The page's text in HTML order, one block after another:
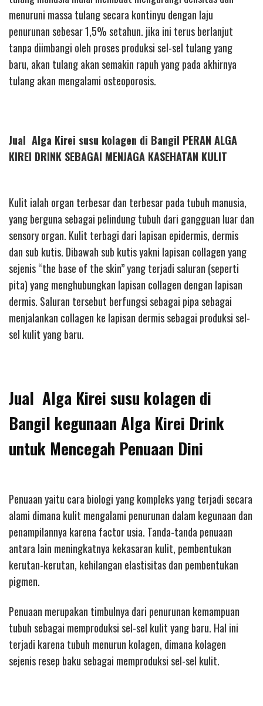
menuruni massa tulang secara kontinyu dengan laju
penurunan sebesar 1,5% setahun. jika ini terus berlanjut
tanpa diimbangi oleh proses produksi sel-sel tulang yang
baru, akan tulang akan semakin rapuh yang pada akhirnya
tulang akan mengalami osteoporosis.
Jual Alga Kirei susu kolagen di Bangil PERAN ALGA
KIREI DRINK SEBAGAI MENJAGA KASEHATAN KULIT
Kulit ialah organ terbesar dan terbesar pada tubuh manusia,
yang berguna sebagai pelindung tubuh dari gangguan luar dan
sensory organ. Kulit terbagi dari lapisan epidermis, dermis
dan sub kutis. Dibawah sub kutis yakni lapisan collagen yang
sejenis “the base of the skin” yang terjadi saluran (seperti
pita) yang menghubungkan lapisan collagen dengan lapisan
dermis. Saluran tersebut berfungsi sebagai pipa sebagai
menjalankan collagen ke lapisan dermis sebagai produksi sel-
sel kulit yang baru.
Jual Alga Kirei susu kolagen di
Bangil kegunaan Alga Kirei Drink
untuk Mencegah Penuaan Dini
Penuaan yaitu cara biologi yang kompleks yang terjadi secara
alami dimana kulit mengalami penurunan dalam kegunaan dan
penampilannya karena factor usia. Tanda-tanda penuaan
antara lain meningkatnya kekasaran kulit, pembentukan
kerutan-kerutan, kehilangan elastisitas dan pembentukan
pigmen.
Penuaan merupakan timbulnya dari penurunan kemampuan
tubuh sebagai memproduksi sel-sel kulit yang baru. Hal ini
terjadi karena tubuh menurun kolagen, dimana kolagen
sejenis resep baku sebagai memproduksi sel-sel kulit.